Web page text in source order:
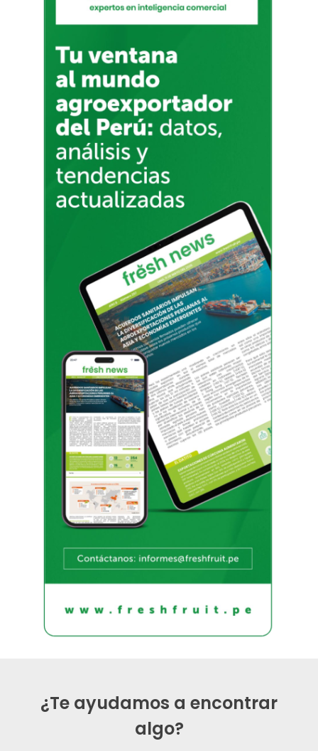
¿Te ayudamos a encontrar
algo?